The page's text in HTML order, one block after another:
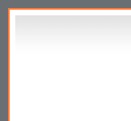
Перейти к